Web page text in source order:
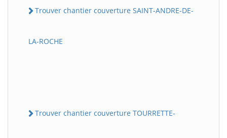
Trouver chantier couverture SAINT-ANDRE-DE-
LA-ROCHE
Trouver chantier couverture TOURRETTE-